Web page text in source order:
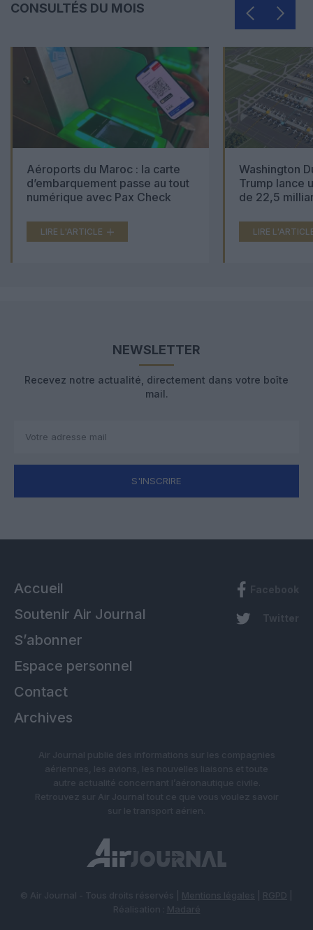
CONSULTÉS DU MOIS
Aéroports du Maroc : la carte
d’embarquement passe au tout
numérique avec Pax Check
LIRE L'ARTICLE
Washington
Trump lance
de 22,5
LIRE
NEWSLETTER
Recevez notre actualité, directement dans votre boîte
mail.
S'INSCRIRE
Accueil
Soutenir Air Journal
S’abonner
Espace personnel
Contact
Archives